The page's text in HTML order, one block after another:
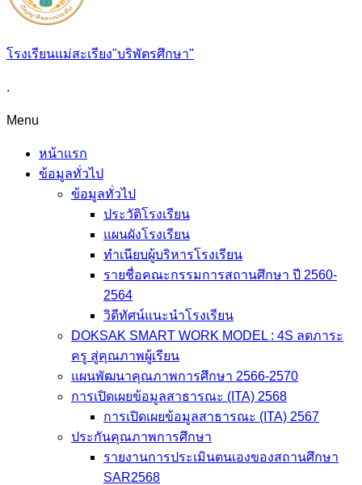
โรงเรียนแม่สะเรียง"บริพัตรศึกษา"
.
Menu
หน้าแรก
ข้อมูลทั่วไป
ข้อมูลทั่วไป
ประวัติโรงเรียน
แผนผังโรงเรียน
ทำเนียบผู้บริหารโรงเรียน
รายชื่อคณะกรรมการสถานศึกษา ปี 2560-
2564
วิดีทัศน์แนะนำโรงเรียน
DOKSAK SMART WORK MODEL : 4S ลดภาระ
ครู สู่คุณภาพผู้เรียน
แผนพัฒนาคุณภาพการศึกษา 2566-2570
การเปิดเผยข้อมูลสาธารณะ (ITA) 2568
การเปิดเผยข้อมูลสาธารณะ (ITA) 2567
ประกันคุณภาพการศึกษา
รายงานการประเมินตนเองของสถานศึกษา
SAR2568